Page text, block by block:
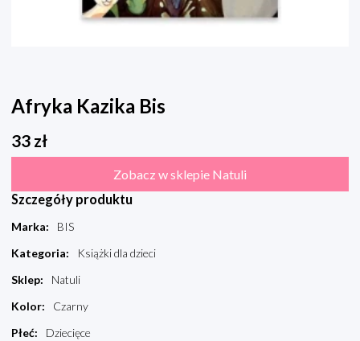
Afryka Kazika Bis
33 zł
Zobacz w sklepie Natuli
Szczegóły produktu
Marka:
BIS
Kategoria:
Książki dla dzieci
Sklep:
Natuli
Kolor:
Czarny
Płeć: Dziecięce